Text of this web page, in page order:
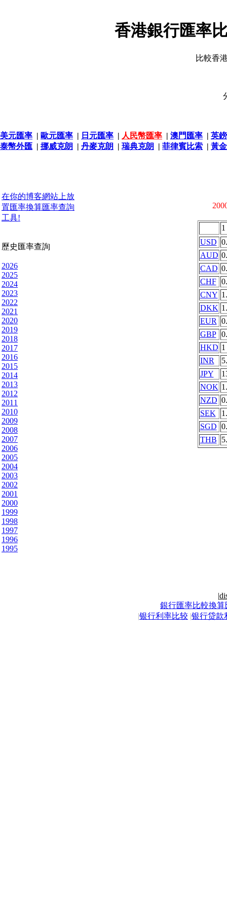
香港銀行匯率
比較香
美元匯率 | 歐元匯率 | 日元匯率 | 人民幣匯率 | 澳門匯率 | 英
泰幣外匯 | 挪威克朗 | 丹麥克朗 | 瑞典克朗 | 菲律賓比索 | 黃
在你的博客網站上放
置匯率換算匯率查詢
工具!
歷史匯率查詢
2026
2025
2024
2023
2022
2021
2020
2019
2018
2017
2016
2015
2014
2013
2012
2011
2010
2009
2008
2007
2006
2005
2004
2003
2002
2001
2000
1999
1998
1997
1996
1995
1
USD
AUD
CAD
CHF
CNY
DKK
EUR
GBP
HKD 1
INR
JPY
NOK
NZD
SEK
SGD
THB
|
銀行匯率比較換算
|银行利率比较 |银行贷款